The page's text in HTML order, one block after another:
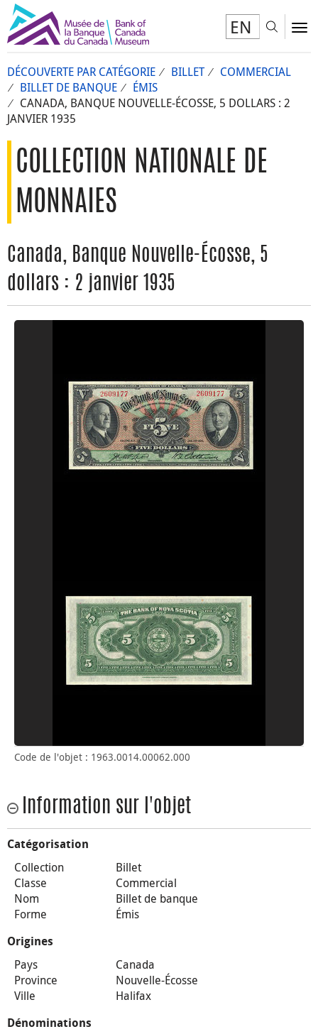
EN
DÉCOUVERTE PAR CATÉGORIE BILLET
COMMERCIAL
BILLET DE BANQUE
ÉMIS
CANADA, BANQUE NOUVELLE-ÉCOSSE, 5 DOLLARS : 2
JANVIER 1935
COLLECTION NATIONALE DE
MONNAIES
Canada, Banque Nouvelle-Écosse, 5
dollars : 2 janvier 1935
Code de l'objet : 1963.0014.00062.000
Information sur l'objet
Catégorisation
Collection
Billet
Classe
Commercial
Nom
Billet de banque
Forme
Émis
Origines
Pays
Canada
Province
Nouvelle-Écosse
Ville
Halifax
Dénominations